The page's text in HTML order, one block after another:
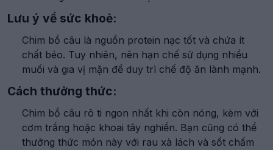
Lưu ý về sức khoẻ:
Chim bồ câu là nguồn protein nạc tốt và chứa ít
chất béo. Tuy nhiên, nên hạn chế sử dụng nhiều
muối và gia vị mặn để duy trì chế độ ăn lành mạnh.
Cách thưởng thức:
Chim bồ câu rô ti ngon nhất khi còn nóng, kèm với
cơm trắng hoặc khoai tây nghiền. Bạn cũng có thể
thưởng thức món này với rau xà lách và sốt chấm